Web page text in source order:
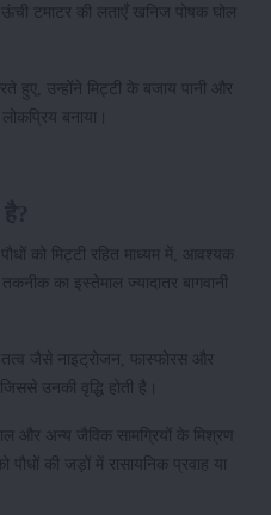
टमाटर की लताएँ खनिज पोषक घोल
हुए, उन्होंने मिट्टी के बजाय पानी और
बनाया।
को मिट्टी रहित माध्यम में, आवश्यक
का इस्तेमाल ज्यादातर बागवानी
तत्व जैसे नाइट्रोजन, फास्फोरस और
उनकी वृद्धि होती है।
और अन्य जैविक सामग्रियों के मिश्रण
की जड़ों में रासायनिक प्रवाह या